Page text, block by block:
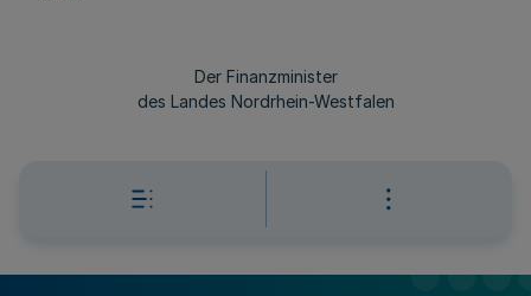
Der Finanzminister
des Landes Nordrhein-Westfalen